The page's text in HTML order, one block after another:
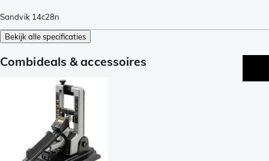
Sandvik 14c28n
Bekijk alle specificaties
Combideals & accessoires